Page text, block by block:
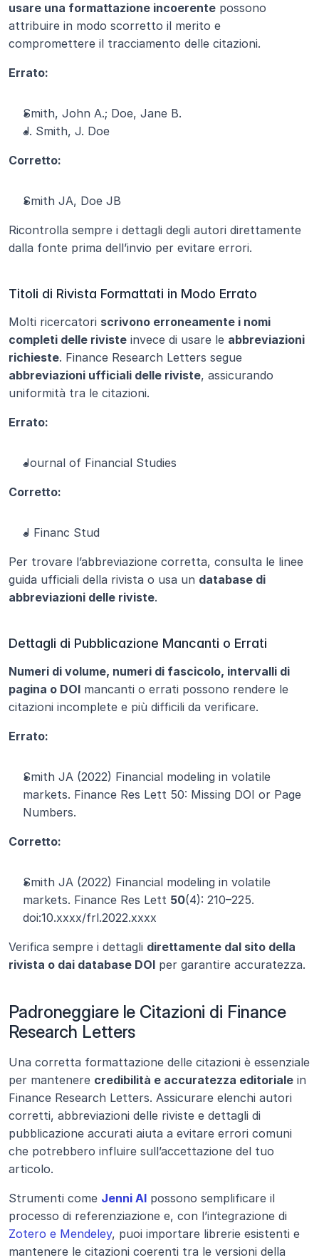
usare una formattazione incoerente possono
attribuire in modo scorretto il merito e
compromettere il tracciamento delle citazioni.
Errato:
Smith, John A.; Doe, Jane B.
J. Smith, J. Doe
Corretto:
Smith JA, Doe JB
Ricontrolla sempre i dettagli degli autori direttamente
dalla fonte prima dell’invio per evitare errori.
Titoli di Rivista Formattati in Modo Errato
Molti ricercatori scrivono erroneamente i nomi
completi delle riviste invece di usare le abbreviazioni
richieste
abbreviazioni ufficiali delle riviste, assicurando
uniformità tra le citazioni.
Errato:
Journal of Financial Studies
Corretto:
J Financ Stud
Per trovare l’abbreviazione corretta, consulta le linee
guida ufficiali della rivista o usa un database di
abbreviazioni delle riviste.
Dettagli di Pubblicazione Mancanti o Errati
Numeri di volume, numeri di fascicolo, intervalli di
pagina o DOI mancanti o errati possono rendere le
citazioni incomplete e più difficili da verificare.
Errato:
Smith JA (2022) Financial modeling in volatile
markets. Finance Res Lett 50: Missing DOI or Page
Numbers.
Corretto:
Smith JA (2022) Financial modeling in volatile
markets. Finance Res Lett 50(4): 210–225.
doi:10.xxxx/frl.2022.xxxx
Verifica sempre i dettagli direttamente dal sito della
rivista o dai database DOI per garantire accuratezza.
Padroneggiare le Citazioni di Finance
Research Letters
Una corretta formattazione delle citazioni è essenziale
per mantenere credibilità e accuratezza editoriale in
Finance Research Letters. Assicurare elenchi autori
corretti, abbreviazioni delle riviste e dettagli di
pubblicazione accurati aiuta a evitare errori comuni
che potrebbero influire sull’accettazione del tuo
articolo.
Strumenti come Jenni AI possono semplificare il
Zotero e Mendeley, puoi importare librerie esistenti e
mantenere le citazioni coerenti tra le versioni della